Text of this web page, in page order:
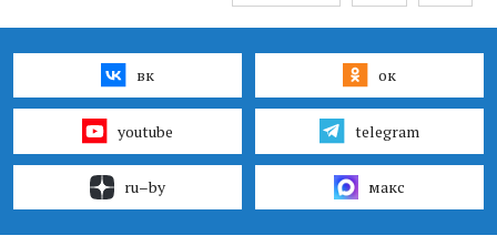
вк ок
youtube telegram
ru–by макс